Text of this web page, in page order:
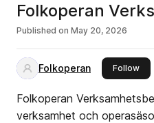
Folkoperan
Published on May 20, 2026
Folkoperan Followthis
Folkoperan
verksamhet och